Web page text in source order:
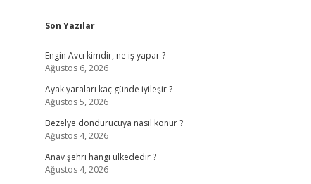
Sidebar
Son Yazılar
Engin Avcı kimdir, ne iş yapar ?
Ağustos 6, 2026
Ayak yaraları kaç günde iyileşir ?
Ağustos 5, 2026
Bezelye dondurucuya nasıl konur ?
Ağustos 4, 2026
Anav şehri hangi ülkededir ?
Ağustos 4, 2026